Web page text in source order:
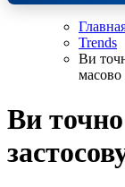
Trends
Ви
масово
Ви